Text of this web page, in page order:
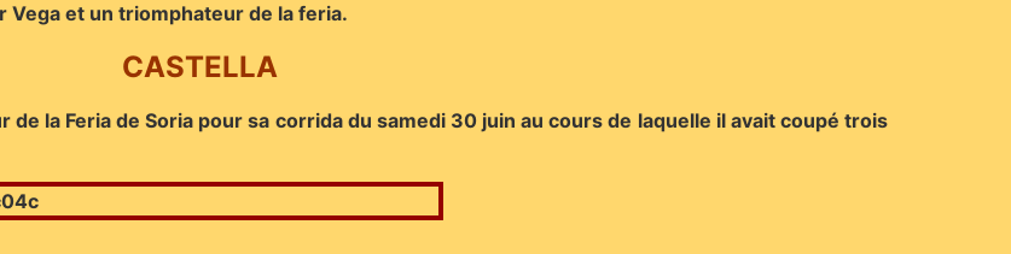
Vega et un triomphateur de la feria.
CASTELLA
la Feria de Soria pour sa corrida du samedi 30 juin au cours de laquelle il avait coupé trois